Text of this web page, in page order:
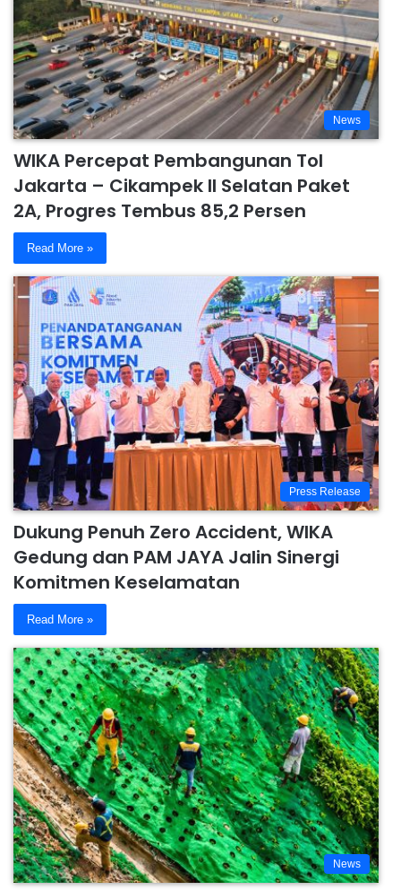
News
WIKA Percepat Pembangunan Tol
Jakarta – Cikampek II Selatan Paket
2A, Progres Tembus 85,2 Persen
Read More »
Press Release
Dukung Penuh Zero Accident, WIKA
Gedung dan PAM JAYA Jalin Sinergi
Komitmen Keselamatan
Read More »
News